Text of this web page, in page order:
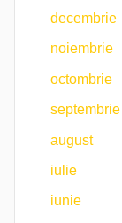
decembrie
noiembrie
octombrie
septembrie
august
iulie
iunie